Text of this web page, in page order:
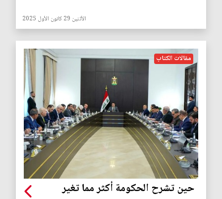
الأثنين 29 كانون الأول 2025
مقالات الكتاب
‏حين تشرح الحكومة أكثر مما تغير